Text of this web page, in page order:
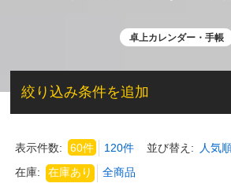
卓上カレンダー・手帳
絞り込み条件を追加
表示件数: 60件 120件 並び替え: 人気
在庫: